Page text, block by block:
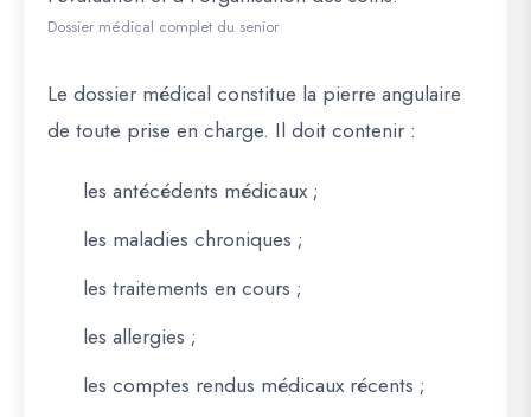
Dossier médical complet du senior
Le dossier médical constitue la pierre angulaire
de toute prise en charge. Il doit contenir :
les antécédents médicaux ;
les maladies chroniques ;
les traitements en cours ;
les allergies ;
les comptes rendus médicaux récents ;